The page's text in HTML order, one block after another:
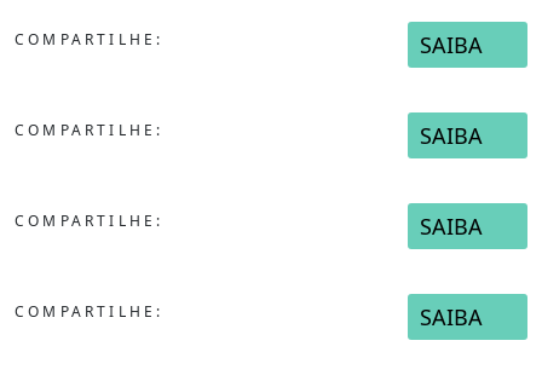
COMPARTILHE: SAIBA
COMPARTILHE: SAIBA
COMPARTILHE: SAIBA
COMPARTILHE: SAIBA